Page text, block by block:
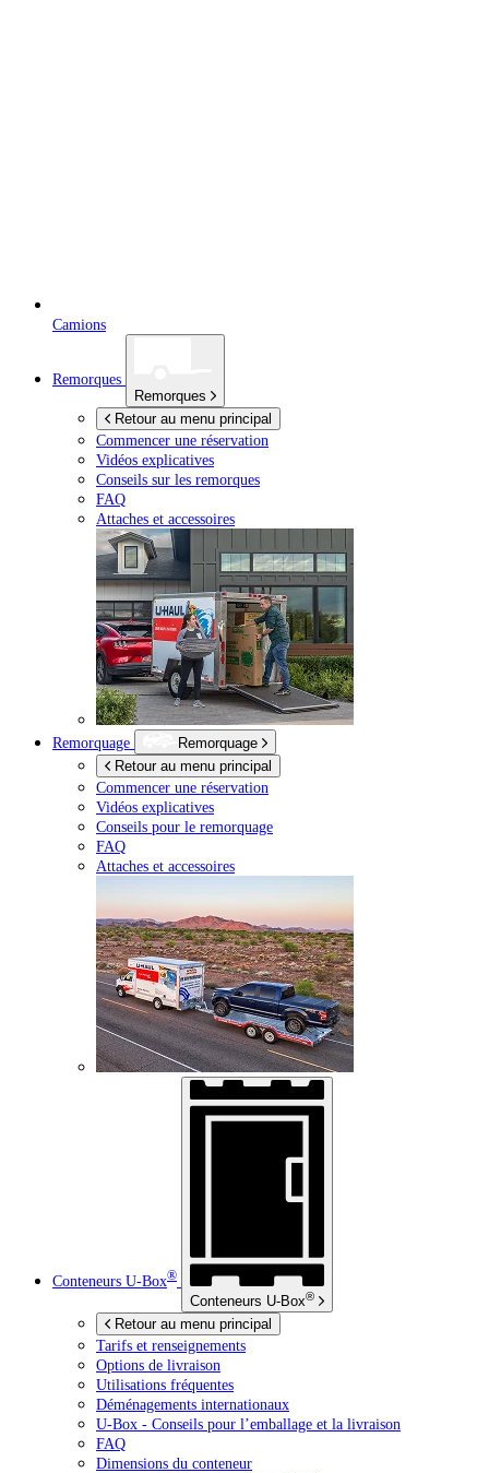
Camions
Remorques
Remorques
Retour au menu principal
Commencer une réservation
Vidéos explicatives
Conseils sur les remorques
FAQ
Attaches et accessoires
Remorquage
Remorquage
Retour au menu principal
Commencer une réservation
Vidéos explicatives
Conseils pour le remorquage
FAQ
Attaches et accessoires
Conteneurs U-Box®
Conteneurs U-Box®
Retour au menu principal
Tarifs et renseignements
Options de livraison
Utilisations fréquentes
Déménagements internationaux
U-Box - Conseils pour l’emballage et la livraison
FAQ
Dimensions du conteneur